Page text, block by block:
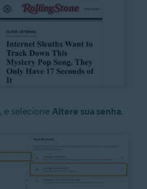
, e selecione Altere sua senha.